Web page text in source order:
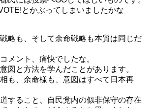
とかぶってしまいましたかな
戦略も、そして余命戦略も本質は同じだ
メント、痛快でしたな。
図と方法を学んだことがあります。
も、余命様も、意図はすべて日本再
すること、自民党内の似非保守の存在